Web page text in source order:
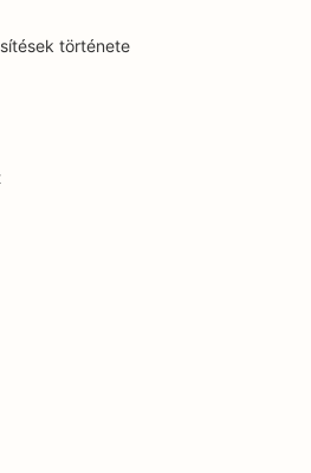
számára
számára
számára
számára
számára
története